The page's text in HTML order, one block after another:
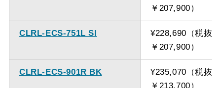
￥207,900）
CLRL-ECS-751L SI
¥228,690（税抜
￥207,900）
CLRL-ECS-901R BK
¥235,070（税抜
￥213,700）